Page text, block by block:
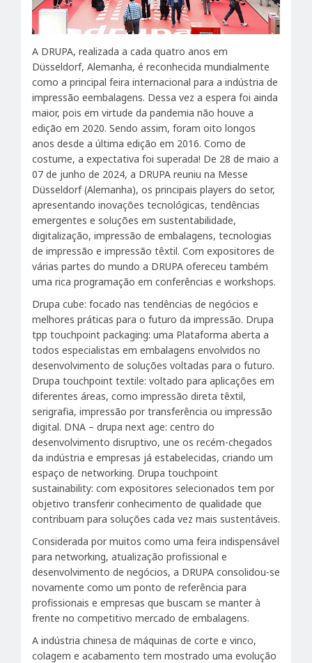
A DRUPA, realizada a cada quatro anos em
Düsseldorf, Alemanha, é reconhecida mundialmente
como a principal feira internacional para a indústria de
impressão eembalagens. Dessa vez a espera foi ainda
maior, pois em virtude da pandemia não houve a
edição em 2020. Sendo assim, foram oito longos
anos desde a última edição em 2016. Como de
costume, a expectativa foi superada! De 28 de maio a
07 de junho de 2024, a DRUPA reuniu na Messe
Düsseldorf (Alemanha), os principais players do setor,
apresentando inovações tecnológicas, tendências
emergentes e soluções em sustentabilidade,
digitalização, impressão de embalagens, tecnologias
de impressão e impressão têxtil. Com expositores de
várias partes do mundo a DRUPA ofereceu também
uma rica programação em conferências e workshops.
Drupa cube: focado nas tendências de negócios e
melhores práticas para o futuro da impressão. Drupa
tpp touchpoint packaging: uma Plataforma aberta a
todos especialistas em embalagens envolvidos no
desenvolvimento de soluções voltadas para o futuro.
Drupa touchpoint textile: voltado para aplicações em
diferentes áreas, como impressão direta têxtil,
serigrafia, impressão por transferência ou impressão
digital. DNA – drupa next age: centro do
desenvolvimento disruptivo, une os recém-chegados
da indústria e empresas já estabelecidas, criando um
espaço de networking. Drupa touchpoint
sustainability: com expositores selecionados tem por
objetivo transferir conhecimento de qualidade que
contribuam para soluções cada vez mais sustentáveis.
Considerada por muitos como uma feira indispensável
para networking, atualização profissional e
desenvolvimento de negócios, a DRUPA consolidou-se
novamente como um ponto de referência para
profissionais e empresas que buscam se manter à
frente no competitivo mercado de embalagens.
A indústria chinesa de máquinas de corte e vinco,
colagem e acabamento tem mostrado uma evolução